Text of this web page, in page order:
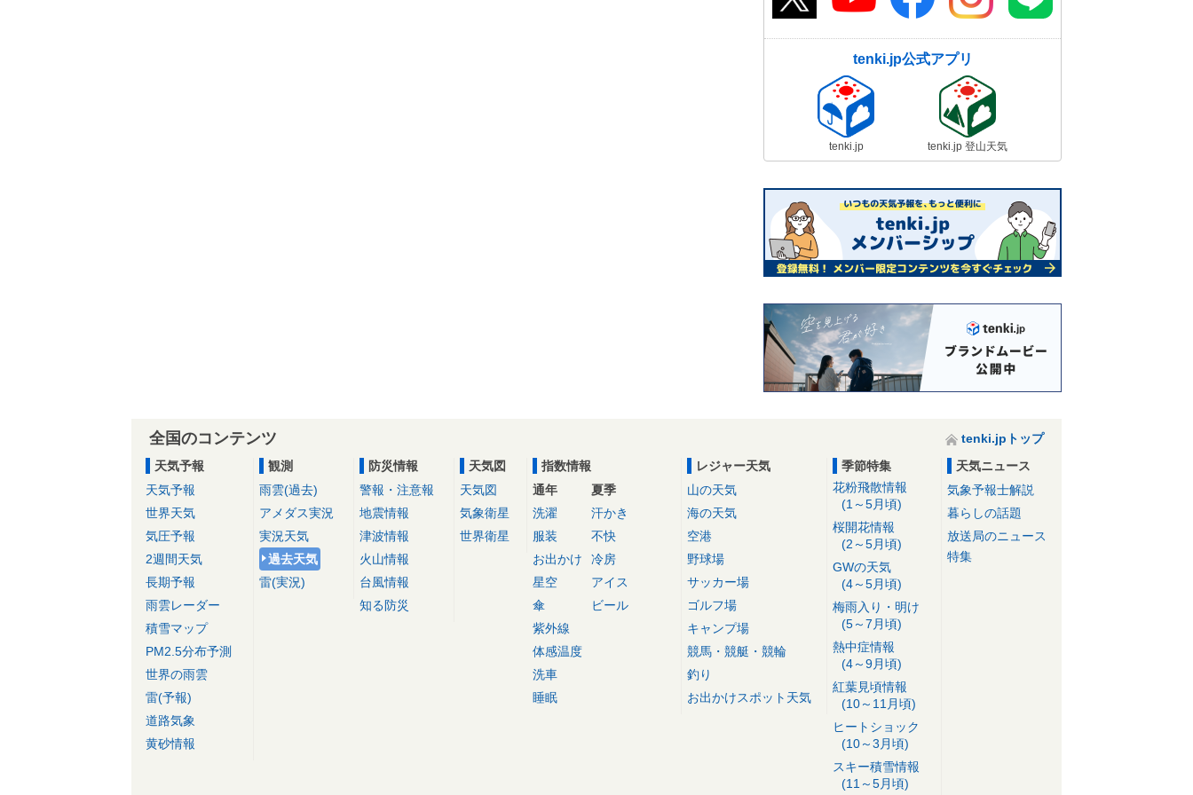
tenki.jp公式アプリ
tenki.jp tenki.jp 登山天気
全国のコンテンツ
tenki.jpトップ
天気予報
天気予報
世界天気
気圧予報
2週間天気
長期予報
雨雲レーダー
積雪マップ
PM2.5分布予測
世界の雨雲
雷(予報)
道路気象
黄砂情報
観測
雨雲(過去)
アメダス実況
実況天気
過去天気
雷(実況)
防災情報
警報・注意報
地震情報
津波情報
火山情報
台風情報
知る防災
天気図
天気図
気象衛星
世界衛星
指数情報
通年
洗濯
服装
お出かけ
星空
傘
紫外線
体感温度
洗車
睡眠
夏季
汗かき
不快
冷房
アイス
ビール
レジャー天気
山の天気
海の天気
空港
野球場
サッカー場
ゴルフ場
キャンプ場
競馬・競艇・競輪
釣り
お出かけスポット天気
季節特集
花粉飛散情報
(1～5月頃)
桜開花情報
(2～5月頃)
GWの天気
(4～5月頃)
梅雨入り・明け
(5～7月頃)
熱中症情報
(4～9月頃)
紅葉見頃情報
(10～11月頃)
ヒートショック
(10～3月頃)
スキー積雪情報
(11～5月頃)
天気ニュース
気象予報士解説
暮らしの話題
放送局のニュース
特集